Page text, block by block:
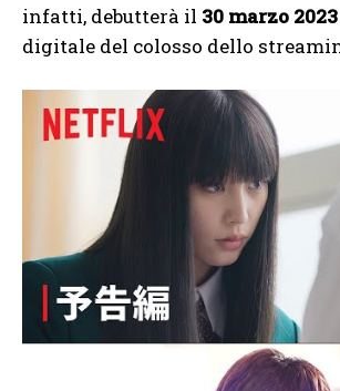
infatti, debutterà il 30 marzo 2023
digitale del colosso dello